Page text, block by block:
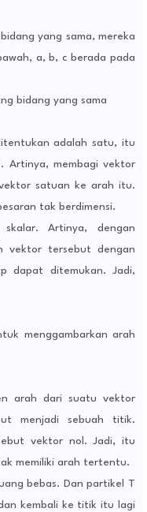
yang sama, mereka
a, b, c berada pada
bidang yang sama
adalah satu, itu
Artinya, membagi vektor
satuan ke arah itu.
tak berdimensi.
Artinya, dengan
vektor tersebut dengan
dapat ditemukan. Jadi,
menggambarkan arah
arah dari suatu vektor
menjadi sebuah titik.
vektor nol. Jadi, itu
memiliki arah tertentu.
bebas. Dan partikel T
kembali ke titik itu lagi